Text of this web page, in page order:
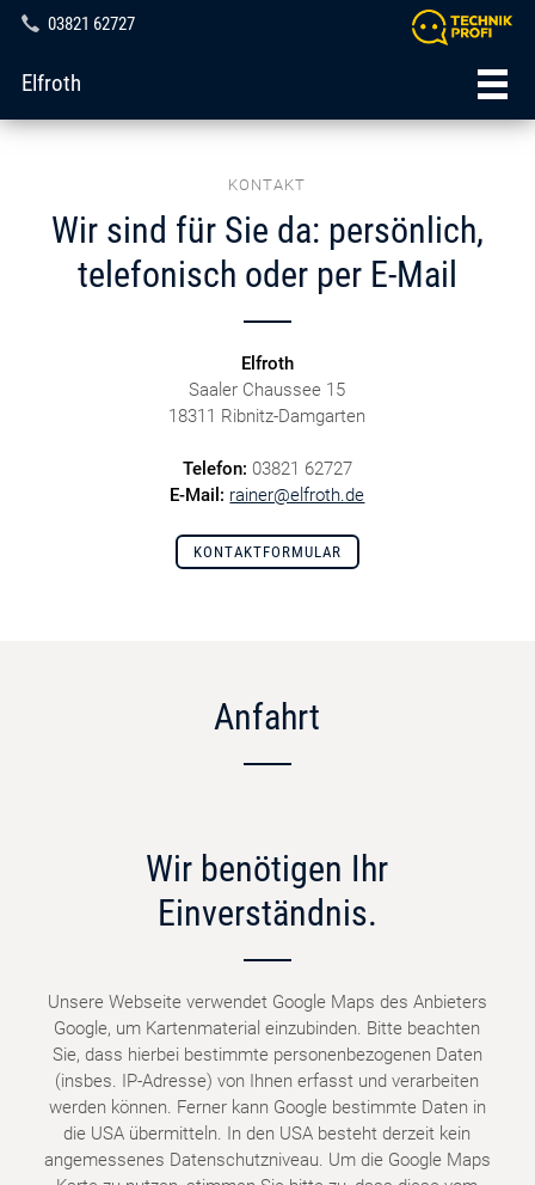
03821 62727
Elfroth
KONTAKT
Wir sind für Sie da: persönlich,
telefonisch oder per E-Mail
Elfroth
Saaler Chaussee 15
18311 Ribnitz-Damgarten
Telefon: 03821 62727
E-Mail: rainer@elfroth.de
KONTAKTFORMULAR
Anfahrt
Wir benötigen Ihr
Einverständnis.
Unsere Webseite verwendet Google Maps des Anbieters
Google, um Kartenmaterial einzubinden. Bitte beachten
Sie, dass hierbei bestimmte personenbezogenen Daten
(insbes. IP-Adresse) von Ihnen erfasst und verarbeiten
werden können. Ferner kann Google bestimmte Daten in
die USA übermitteln. In den USA besteht derzeit kein
angemessenes Datenschutzniveau. Um die Google Maps